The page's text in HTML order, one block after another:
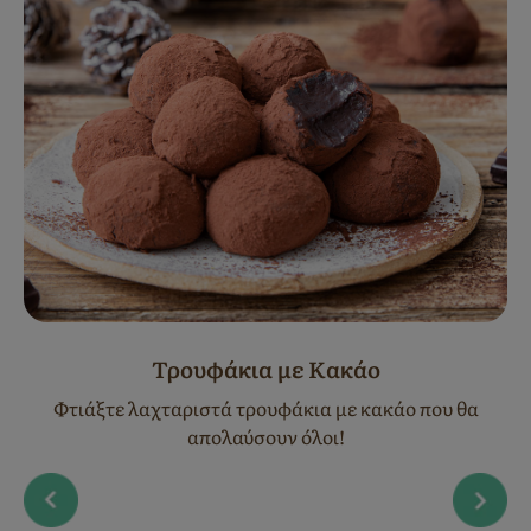
Τρουφάκια με Κακάο
Φτιάξτε λαχταριστά τρουφάκια με κακάο που θα
απολαύσουν όλοι!